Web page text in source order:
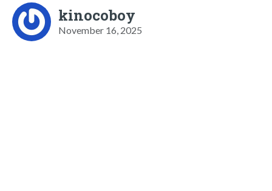
kinocoboy
November 16, 2025